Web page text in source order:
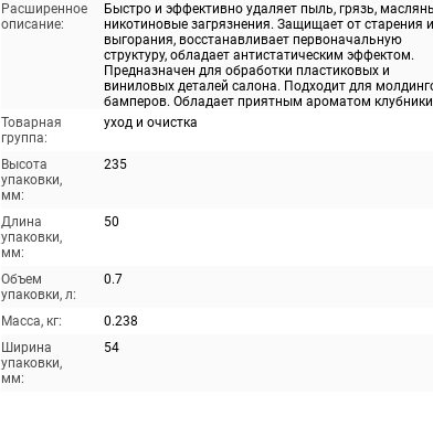
Расширенное
описание:
Быстро и эффективно удаляет пыль, грязь,
никотиновые загрязнения. Защищает от старения и
выгорания, восстанавливает первоначальную
структуру, обладает антистатическим эффектом.
Предназначен для обработки пластиковых и
виниловых деталей салона. Подходит для
бамперов. Обладает приятным ароматом
Товарная
группа:
уход и очистка
Высота
упаковки,
мм:
235
Длина
упаковки,
мм:
50
Объем
упаковки, л:
0.7
Масса, кг:
0.238
Ширина
упаковки,
мм:
54